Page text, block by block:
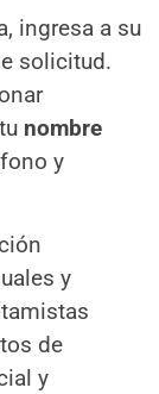
ingresa a su
solicitud.
nombre
y
y
de
y